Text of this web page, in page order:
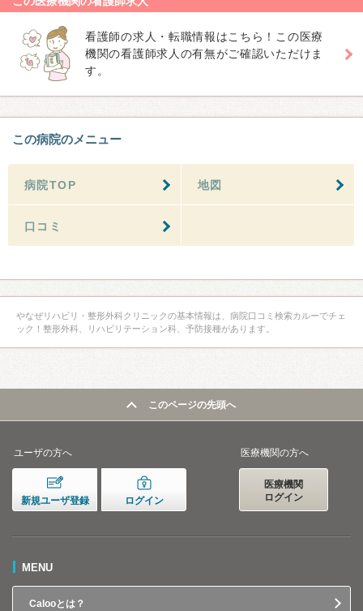
看護師の求人・転職情報はこちら！この医療
機関の看護師求人の有無がご確認いただけま
す。
この病院のメニュー
病院TOP 地図
口コミ
やなぜリハビリ・整形外科クリニックの基本情報は、病院口コミ検索カルーでチェ
ック！整形外科、リハビリテーション科、予防接種があります。
このページの先頭へ
ユーザの方へ
新規ユーザ登録 ログイン
医療機関の方へ
医療機関
ログイン
MENU
Calooとは？